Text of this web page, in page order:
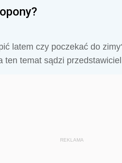
latem czy poczekać do
ten temat sądzi
REKLAMA